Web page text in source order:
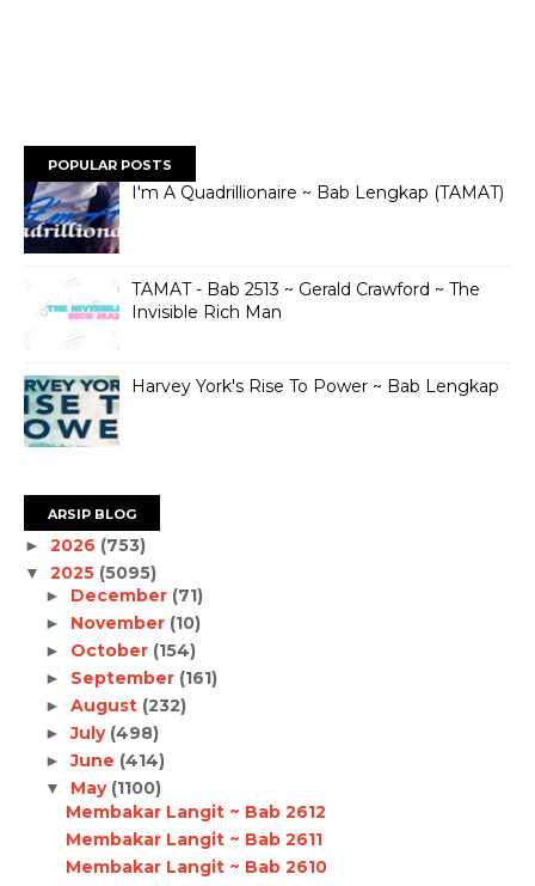
POPULAR POSTS
I'm A Quadrillionaire ~ Bab Lengkap (TAMAT)
TAMAT - Bab 2513 ~ Gerald Crawford ~ The
Invisible Rich Man
Harvey York's Rise To Power ~ Bab Lengkap
ARSIP BLOG
► 2026 (753)
▼ 2025 (5095)
► December (71)
► November (10)
► October (154)
► September (161)
► August (232)
►July (498)
►June (414)
▼ May (1100)
Membakar Langit ~ Bab 2612
Membakar Langit ~ Bab 2611
Membakar Langit ~ Bab 2610